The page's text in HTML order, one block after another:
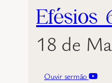
Efésios
18 de
Ouvir sermão